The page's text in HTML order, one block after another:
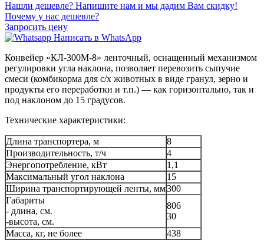
Нашли дешевле? Напишите нам и мы дадим Вам скидку!
Почему у нас дешевле?
Запросить цену
Написать в WhatsApp
Конвейер «КЛ-300М-8» ленточный, оснащенный механизмом
регулировки угла наклона, позволяет перевозить сыпучие
смеси (комбикорма для с/х животных в виде гранул, зерно и
продукты его переработки и т.п.) — как горизонтально, так и
под наклоном до 15 градусов.
Технические характеристики:
Длина транспортера, м
8
Производительность, т/ч
4
Энергопотребление, кВт
1,1
Максимальный угол наклона
15
Ширина транспортирующей ленты, мм300
Габариты
- длина, см.
-высота, см.
806
30
Масса, кг, не более
438